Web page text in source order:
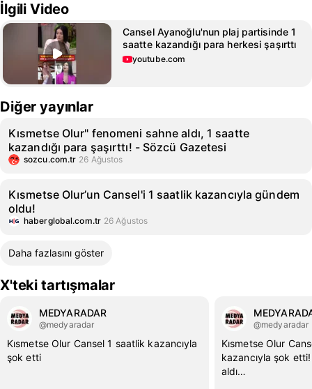
İlgili Video
Cansel Ayanoğlu'nun plaj partisinde 1
saatte kazandığı para herkesi şaşırttı
youtube.com
Diğer yayınlar
Kısmetse Olur" fenomeni sahne aldı, 1 saatte
kazandığı para şaşırttı! - Sözcü Gazetesi
sozcu.com.tr 26 Ağustos
Kısmetse Olur’un Cansel'i 1 saatlik kazancıyla gündem
oldu!
haberglobal.com.tr 26 Ağustos
Daha fazlasını göster
X'teki tartışmalar
MEDYARADAR
@medyaradar
Kısmetse Olur Cansel 1 saatlik kazancıyla
şok etti
@medyaradar
Kısmetse Olur
kazancıyla şok
aldı…